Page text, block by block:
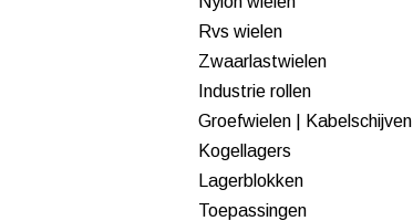
Rvs wielen
Zwaarlastwielen
Industrie rollen
Groefwielen | Kabelschijven
Kogellagers
Lagerblokken
Toepassingen